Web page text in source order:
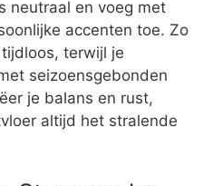
neutraal en voeg met
accenten toe. Zo
terwijl je
seizoensgebonden
je balans en rust,
altijd het stralende